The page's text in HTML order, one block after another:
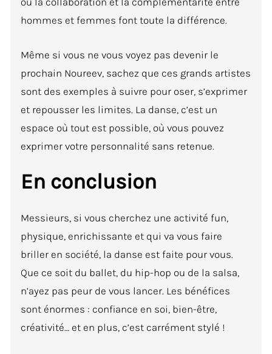
hommes et femmes font toute la différence.
Même si vous ne vous voyez pas devenir le
prochain Noureev, sachez que ces grands artistes
sont des exemples à suivre pour oser, s’exprimer
et repousser les limites. La danse, c’est un
espace où tout est possible, où vous pouvez
exprimer votre personnalité sans retenue.
En conclusion
Messieurs, si vous cherchez une activité fun,
physique, enrichissante et qui va vous faire
briller en société, la danse est faite pour vous.
Que ce soit du ballet, du hip-hop ou de la salsa,
n’ayez pas peur de vous lancer. Les bénéfices
sont énormes : confiance en soi, bien-être,
créativité… et en plus, c’est carrément stylé !